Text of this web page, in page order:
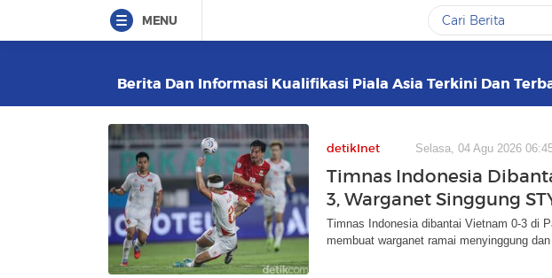
MENU
Berita Dan Informasi Kualifikasi Piala Asia Terkini Dan
detikInet Selasa, 04 Agu 2026
Timnas Indonesia
3, Warganet Singgung
Timnas Indonesia dibantai Vietnam 0-3 di
membuat warganet ramai menyinggung